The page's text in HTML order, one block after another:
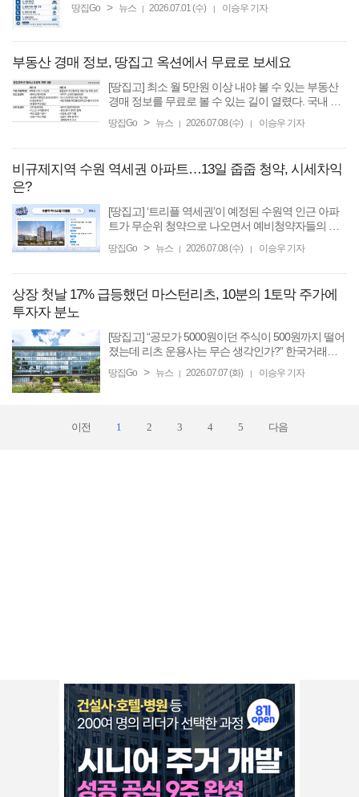
주시 다산신도시가 ...
땅집Go > 뉴스 | 2026.07.01 (수) | 이승우 기자
부동산 경매 정보, 땅집고 옥션에서 무료로 보세요
[땅집고] 최소 월 5만원 이상 내야 볼 수 있는 부동산
경매 정보를 무료로 볼 수 있는 길이 열렸다. 국내 최
부터 다른 경매 플랫폼에서 월 5만~10만원대에 유료
땅집Go > 뉴스 | 2026.07.08 (수) | 이승우 기자
비규제지역 수원 역세권 아파트…13일 줍줍 청약, 시세차익
은?
[땅집고] ‘트리플 역세권’이 예정된 수원역 인근 아파
트가 무순위 청약으로 나오면서 예비청약자들의 관
경기 수원시 권선구 평동 ‘수원역 아너스빌 타임원’ 무
땅집Go > 뉴스 | 2026.07.08 (수) | 이승우 기자
상장 첫날 17% 급등했던 마스턴리츠, 10분의 1토막 주가에
투자자 분노
[땅집고] “공모가 5000원이던 주식이 500원까지 떨어
졌는데 리츠 운용사는 무슨 생각인가?” 한국거래소
536원, 전일 대비 3원 오른 채 장마감했다. 제이알글
땅집Go > 뉴스 | 2026.07.07 (화) | 이승우 기자
이전 1 2 3 4 5 다음